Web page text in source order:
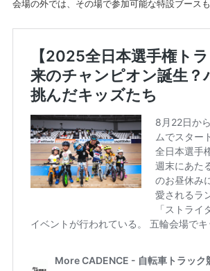
会場の外では、その場で参加可能な特設ブースも